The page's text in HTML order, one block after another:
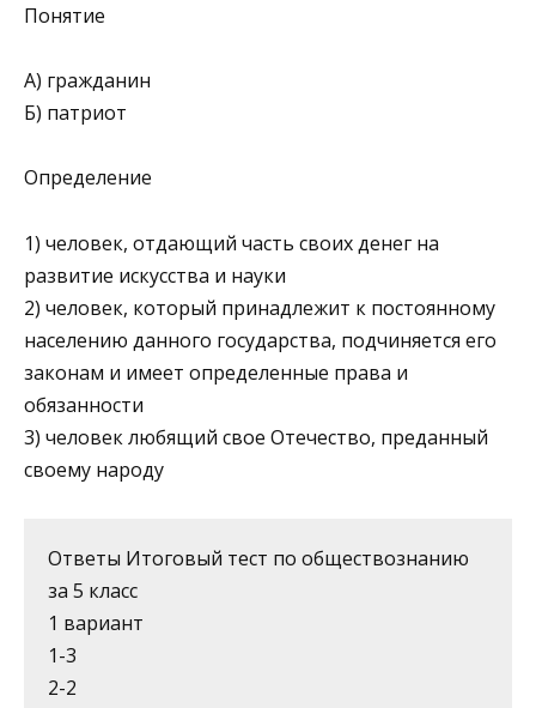
Понятие
А) гражданин
Б) патриот
Определение
1) человек, отдающий часть своих денег на
развитие искусства и науки
2) человек, который принадлежит к постоянному
населению данного государства, подчиняется его
законам и имеет определенные права и
обязанности
3) человек любящий свое Отечество, преданный
своему народу
Ответы Итоговый тест по обществознанию
за 5 класс
1 вариант
1-3
2-2